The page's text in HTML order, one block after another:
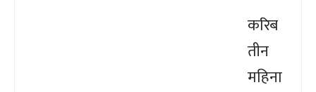
करिब
तीन
महिना